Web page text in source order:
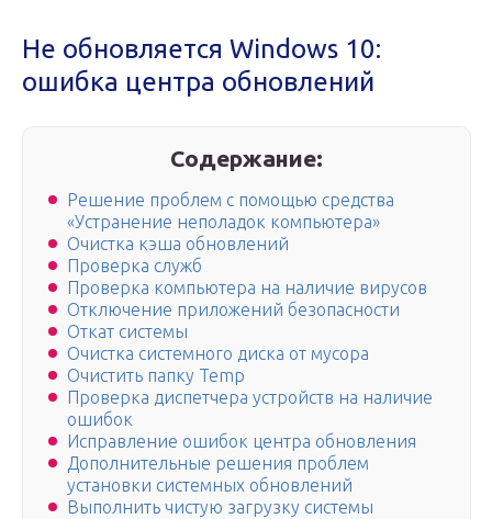
Не обновляется Windows 10:
ошибка центра обновлений
Содержание:
Решение проблем с помощью средства
«Устранение неполадок компьютера»
Очистка кэша обновлений
Проверка служб
Проверка компьютера на наличие вирусов
Отключение приложений безопасности
Откат системы
Очистка системного диска от мусора
Очистить папку Temp
Проверка диспетчера устройств на наличие
ошибок
Исправление ошибок центра обновления
Дополнительные решения проблем
установки системных обновлений
Выполнить чистую загрузку системы